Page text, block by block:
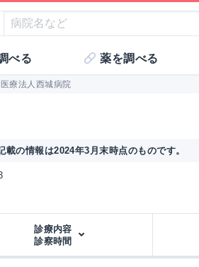
べる 薬を調べる
医療法人西城病院
載の情報は2024年3月末時点のものです。
診療内容
診察時間